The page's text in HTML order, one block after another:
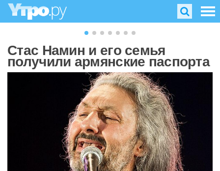
Стас Намин и его семья
получили армянские паспорта